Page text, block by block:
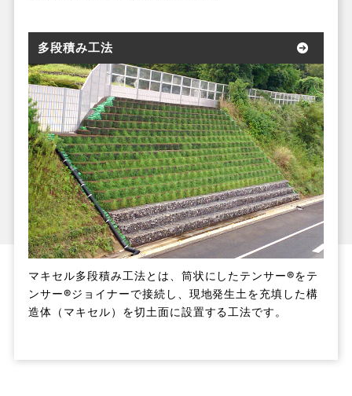
多段積み工法
マキセル多段積み工法とは、筒状にしたテンサー®をテ
ンサー®ジョイナーで接続し、現地発生土を充填した構
造体（マキセル）を切土面に設置する工法です。